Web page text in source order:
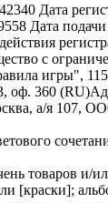
Дата
Дата подачи
с
игры",
оф. 360 (RU)
а/я 107,
товаров и/
красящие; ленты красящие для принтеров; ленты липкие для канцелярских или бытовых целей; ленты самоклеящиеся канцелярские или бытовые; ленты сигарные; линейки квадратные чертежные; линейки чертежные; листовки; листы бумажные или пластиковые абсорбирующие для упаковки пищевых продуктов; листы бумажные или пластиковые для контроля влажности, используемые как материал для упаковки; листы вискозные для упаковки; листы из восстановленной целлюлозы для упаковки; листы пузырчатые пластмассовые для упаковки или расфасовки; листы, пленка и мешки пластмассовые для упаковки и пакетирования; литеры стальные; литеры типографские [цифровые и буквенные]; литографии; лотки для красок; макеты архитектурные; марки почтовые; массы пластические для лепки; материалы графические печатные; материалы для лепки; материалы для обучения [за исключением приборов]; материалы для переплетных работ; материалы канцелярские для запечатывания; материалы клеящие [клеи] канцелярские или бытовые; материалы набивочные из бумаги или картона; материалы переплетные; материалы упаковочные [прокладочные, набивочные] из бумаги или картона; материалы упаковочные подкрахмаленные; материалы фильтровальные [бумажные]; маты на стол бумажные; машины адресные; машины для точки карандашей электрические или неэлектрические; машины и устройства переплетные [офисное оборудование]; машины пишущие электрические или неэлектрические; машины фальцевальные [канцелярские товары]; машины франкировальные офисные; мел для литографии; мел для письма; мел для портных; мел для разметки; мел-спрей; мешки [конверты, пакеты] для упаковки бумажные или пластмассовые; мешки для мусора бумажные или пластмассовые; мешки пластиковые для уборки отходов домашних животных; мольберты; муштабели для художников; наборы типографские портативные [офисные принадлежности]; нагрудники детские бумажные; наклейки самоклеящиеся [канцелярские товары]; напальчники [офисные принадлежности]; несессеры для письменных принадлежностей [канцелярские товары]; нитки для переплетных работ; ножи для разрезания бумаги [офисные принадлежности]; ноты печатные; нумераторы; обертки для бутылок бумажные или картонные; облатки для запечатывания; обложки [канцелярские товары]; обложки для паспортов; оболочки пластиковые эластичные для штабелирования; образцы вышивок [схемы]; образцы почерков; олеографии; открытки музыкальные; открытки поздравительные; открытки почтовые; офорты; пакетики бумажные; пакеты для приготовления пищи в микроволновой печи; палитры для художников; палочки для письма тушью; пантографы [инструменты чертежные]; папки для документов; папье-маше; пастели [карандаши]; пасты для лепки; пеналы; перочистки; перфораторы конторские; перья для письма [офисные принадлежности]; перья золотые; перья писчие; перья стальные; перья чертежные; песенники; печати [канцелярские товары]; печати для сургуча; печатная продукция; писчебумажные товары, офисные принадлежности, за исключением мебели; плакаты; планшеты с зажимом; пластинки с